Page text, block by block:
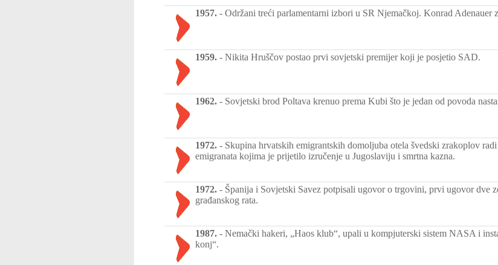
1957. - Održani treći parlamentarni izbori u SR Njemačkoj. Konrad Adenauer
1959. - Nikita Hruščov postao prvi sovjetski premijer koji je posjetio SAD.
1962. - Sovjetski brod Poltava krenuo prema Kubi što je jedan od povoda
1972. - Skupina hrvatskih emigrantskih domoljuba otela švedski zrakoplov
emigranata kojima je prijetilo izručenje u Jugoslaviju i smrtna kazna.
1972. - Španija i Sovjetski Savez potpisali ugovor o trgovini, prvi ugovor dve
građanskog rata.
1987. - Nemački hakeri, „Haos klub“, upali u kompjuterski sistem NASA i
konj“.